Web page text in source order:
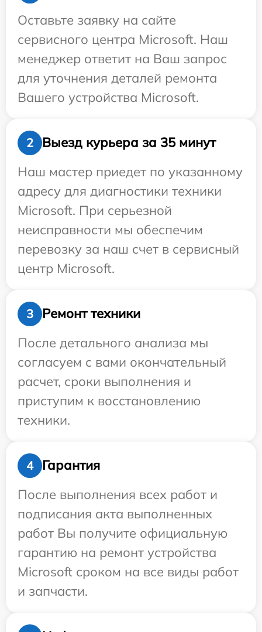
Оставьте заявку на сайте
сервисного центра Microsoft. Наш
менеджер ответит на Ваш запрос
для уточнения деталей ремонта
Вашего устройства Microsoft.
2
Выезд курьера за 35 минут
Наш мастер приедет по указанному
адресу для диагностики техники
Microsoft. При серьезной
неисправности мы обеспечим
перевозку за наш счет в сервисный
центр Microsoft.
3
Ремонт техники
После детального анализа мы
согласуем с вами окончательный
расчет, сроки выполнения и
приступим к восстановлению
техники.
4
Гарантия
После выполнения всех работ и
подписания акта выполненных
работ Вы получите официальную
гарантию на ремонт устройства
Microsoft сроком на все виды работ
и запчасти.